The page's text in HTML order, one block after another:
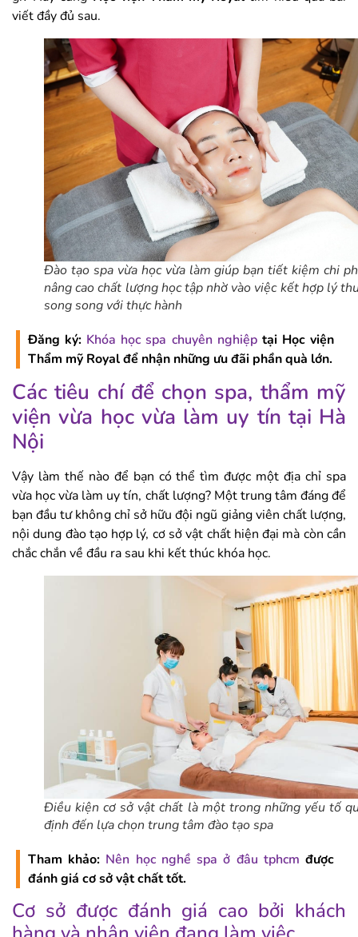
viết đầy đủ sau.
Đào tạo spa vừa học vừa làm giúp bạn tiết kiệm chi
nâng cao chất lượng học tập nhờ vào việc kết hợp lý
song song với thực hành
Đăng ký: Khóa học spa chuyên nghiệptại Học viện
Thẩm mỹ Royal để nhận những ưu đãi phần quà lớn.
Các tiêu chí để chọn spa, thẩm mỹ
viện vừa học vừa làm uy tín tại Hà
Nội
Vậy làm thế nào để bạn có thể tìm được một địa chỉ spa
vừa học vừa làm uy tín, chất lượng? Một trung tâm đáng để
bạn đầu tư không chỉ sở hữu đội ngũ giảng viên chất lượng,
nội dung đào tạo hợp lý, cơ sở vật chất hiện đại mà còn cần
chắc chắn về đầu ra sau khi kết thúc khóa học.
Điều kiện cơ sở vật chất là một trong những yếu tố
định đến lựa chọn trung tâm đào tạo spa
Tham khảo: Nên học nghề spa ở đâu tphcm được
đánh giá cơ sở vật chất tốt.
Cơ sở được đánh giá cao bởi khách